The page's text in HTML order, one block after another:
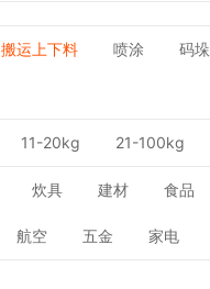
搬运上下料 喷涂 码垛
11-20kg 21-100kg
炊具 建材 食品
航空 五金 家电